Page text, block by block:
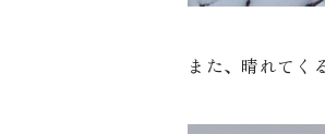
また、晴れてく